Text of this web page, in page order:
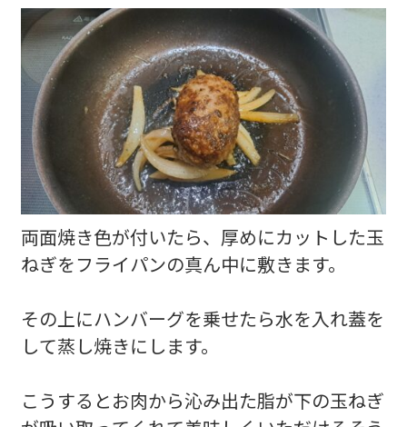
両面焼き色が付いたら、厚めにカットした玉
ねぎをフライパンの真ん中に敷きます。
その上にハンバーグを乗せたら水を入れ蓋を
して蒸し焼きにします。
こうするとお肉から沁み出た脂が下の玉ねぎ